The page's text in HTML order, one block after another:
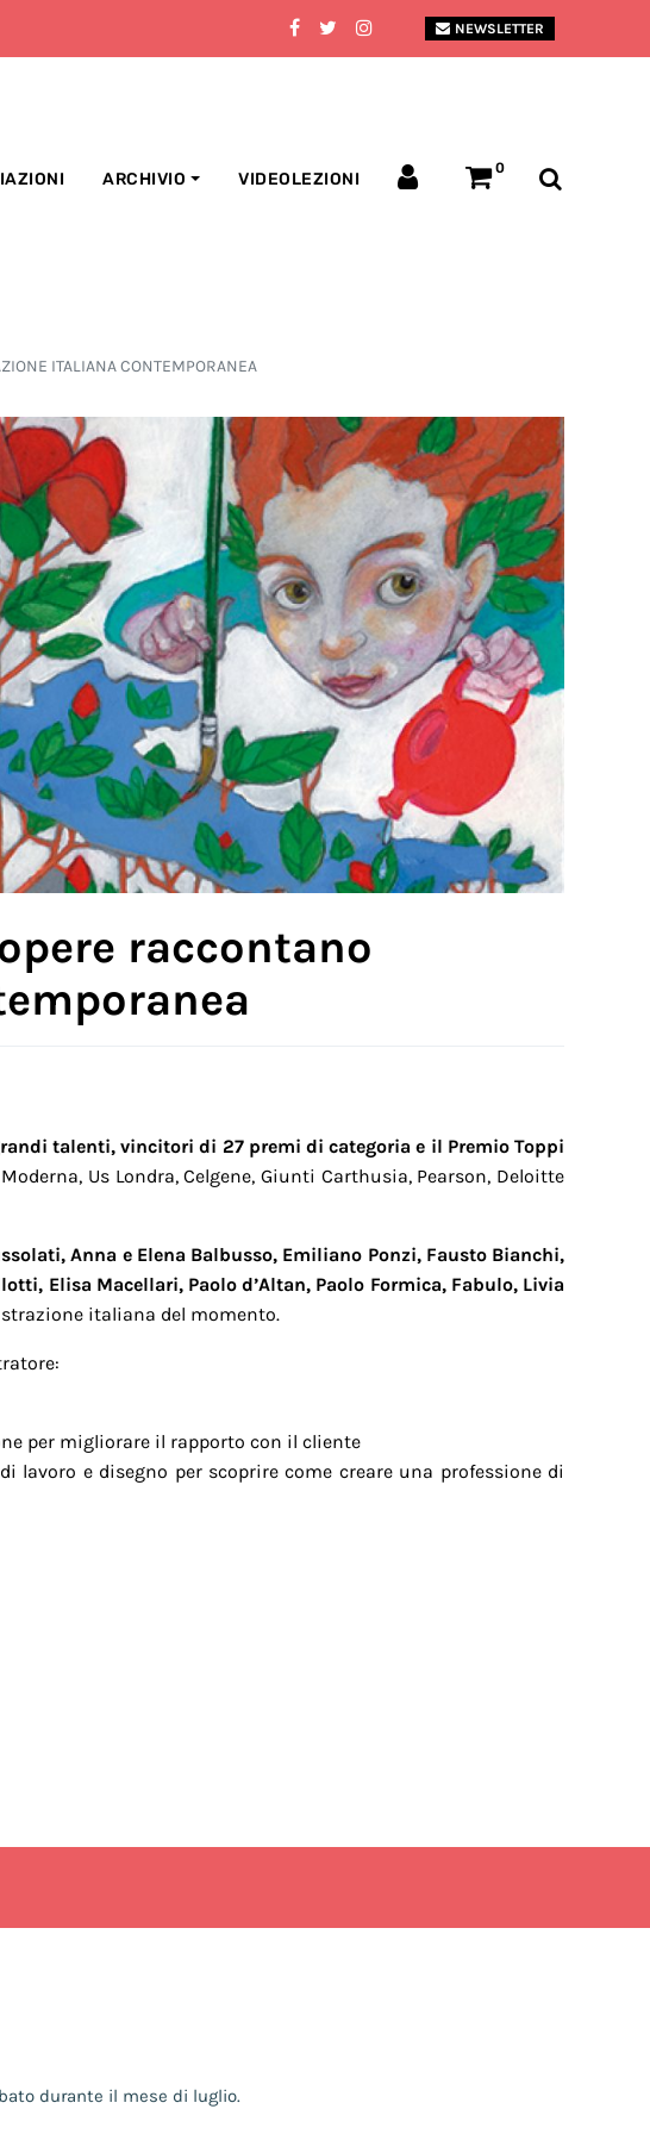
NEWSLETTER
ARCHIVIO VIDEOLEZIONI
0
ITALIANA CONTEMPORANEA
raccontano
talenti, vincitori di 27 premi di categoria e il Premio Toppi
Us Londra, Celgene, Giunti Carthusia, Pearson, Deloitte
Anna e Elena Balbusso, Emiliano Ponzi, Fausto Bianchi,
Elisa Macellari, Paolo d’Altan, Paolo Formica, Fabulo, Livia
italiana del momento.
per migliorare il rapporto con il cliente
lavoro e disegno per scoprire come creare una professione di
durante il mese di luglio.